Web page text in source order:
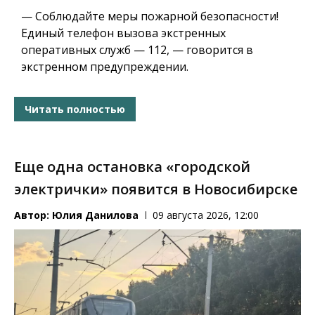
— Соблюдайте меры пожарной безопасности!
Единый телефон вызова экстренных
оперативных служб — 112, — говорится в
экстренном предупреждении.
Читать полностью
Еще одна остановка «городской
электрички» появится в Новосибирске
Автор: Юлия Данилова 09 августа 2026, 12:00